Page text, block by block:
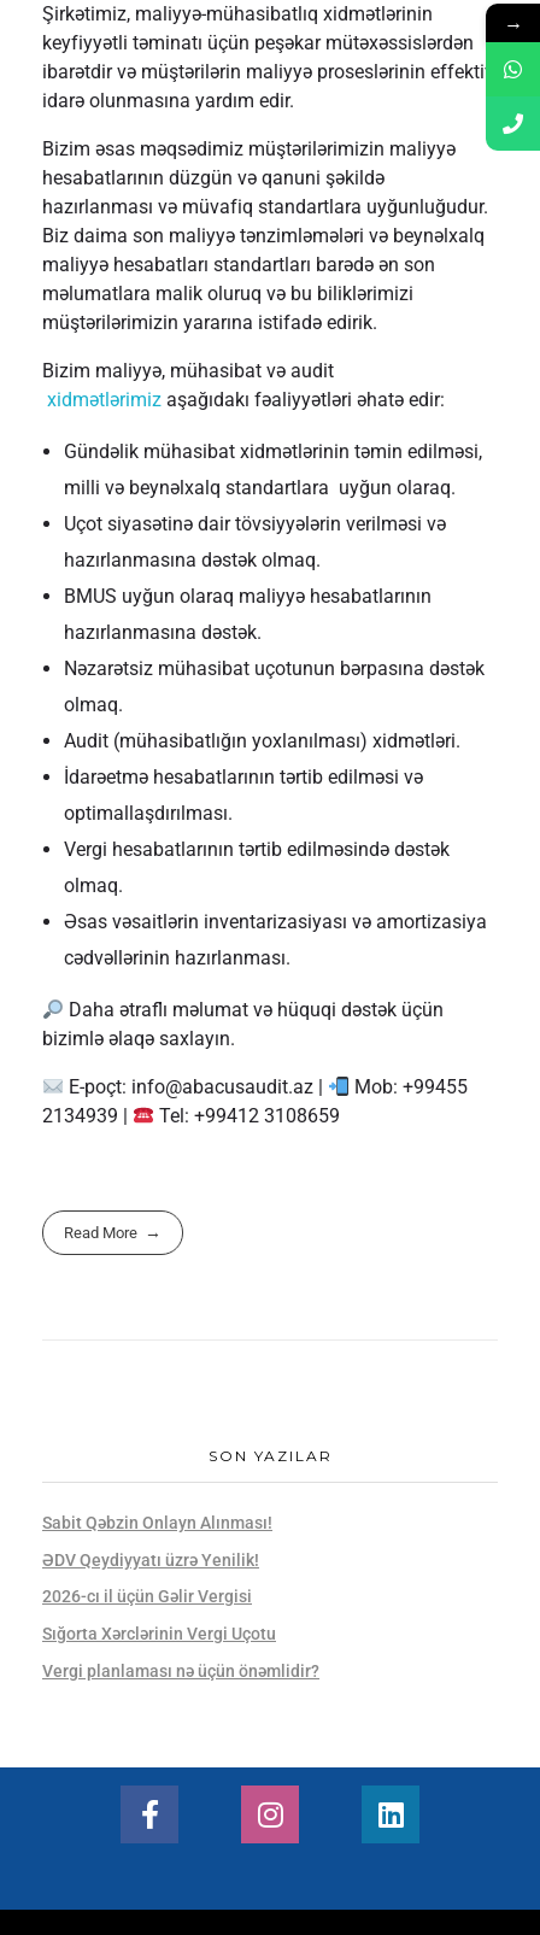
Şirkətimiz, maliyyə-mühasibatlıq xidmətlərinin
keyfiyyətli təminatı üçün peşəkar mütəxəssislərdən
ibarətdir və müştərilərin maliyyə proseslərinin effektiv
idarə olunmasına yardım edir.
Bizim əsas məqsədimiz müştərilərimizin maliyyə
hesabatlarının düzgün və qanuni şəkildə
hazırlanması və müvafiq standartlara uyğunluğudur.
Biz daima son maliyyə tənzimləmələri və beynəlxalq
maliyyə hesabatları standartları barədə ən son
məlumatlara malik oluruq və bu biliklərimizi
müştərilərimizin yararına istifadə edirik.
Bizim maliyyə, mühasibat və audit
xidmətlərimiz aşağıdakı fəaliyyətləri əhatə edir:
Gündəlik mühasibat xidmətlərinin təmin edilməsi,
milli və beynəlxalq standartlara uyğun olaraq.
Uçot siyasətinə dair tövsiyyələrin verilməsi və
hazırlanmasına dəstək olmaq.
BMUS uyğun olaraq maliyyə hesabatlarının
hazırlanmasına dəstək.
Nəzarətsiz mühasibat uçotunun bərpasına dəstək
olmaq.
Audit (mühasibatlığın yoxlanılması) xidmətləri.
İdarəetmə hesabatlarının tərtib edilməsi və
optimallaşdırılması.
Vergi hesabatlarının tərtib edilməsində dəstək
olmaq.
Əsas vəsaitlərin inventarizasiyası və amortizasiya
cədvəllərinin hazırlanması.
Daha ətraflı məlumat və hüquqi dəstək üçün
bizimlə əlaqə saxlayın.
E-poçt: info@abacusaudit.az |
Mob: +99455
2134939 |
Tel: +99412 3108659
Read More
SON YAZILAR
Sabit Qəbzin Onlayn Alınması!
ƏDV Qeydiyyatı üzrə Yenilik!
2026-cı il üçün Gəlir Vergisi
Sığorta Xərclərinin Vergi Uçotu
Vergi planlaması nə üçün önəmlidir?
→